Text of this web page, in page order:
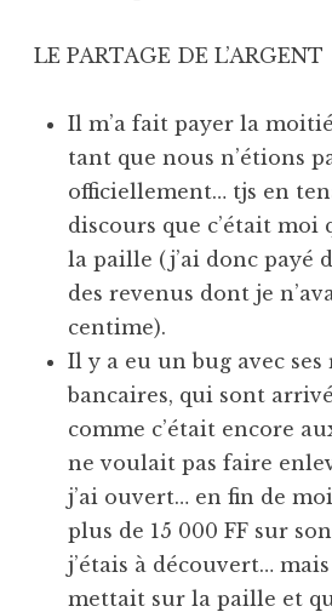
LE PARTAGE DE L’ARGENT
Il m’a fait payer la
tant que nous n’étions
officiellement… tjs en
discours que c’était
la paille (j’ai donc payé
des revenus dont je
centime).
Il y a eu un bug avec ses
bancaires, qui sont
comme c’était encore
ne voulait pas faire
j’ai ouvert… en fin de
plus de 15 000 FF sur
j’étais à découvert…
mettait sur la paille et